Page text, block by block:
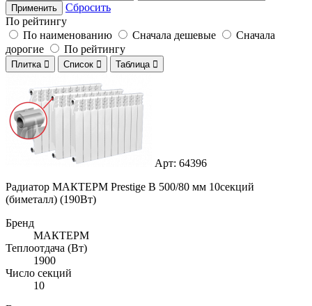
Применить
Сбросить
По рейтингу
По наименованию
Сначала дешевые
Сначала
дорогие
По рейтингу
Плитка  Список  Таблица 
Арт: 64396
Радиатор МАКТЕРМ Prestige B 500/80 мм 10секций
(биметалл) (190Вт)
Бренд
МАКТЕРМ
Теплоотдача (Вт)
1900
Число секций
10